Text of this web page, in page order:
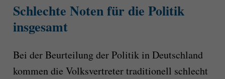
Schlechte Noten für die Politik
insgesamt
Bei der Beurteilung der Politik in Deutschland
kommen die Volksvertreter traditionell schlecht